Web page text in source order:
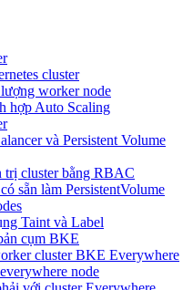
cluster
worker node
hợp Auto Scaling
và Persistent Volume
trị cluster bằng RBAC
sẵn làm PersistentVolume
Taint và Label
cụm BKE
cluster BKE Everywhere
node